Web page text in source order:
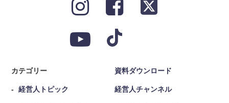
カテゴリー
経営人トピック
資料ダウンロード
経営人チャンネル